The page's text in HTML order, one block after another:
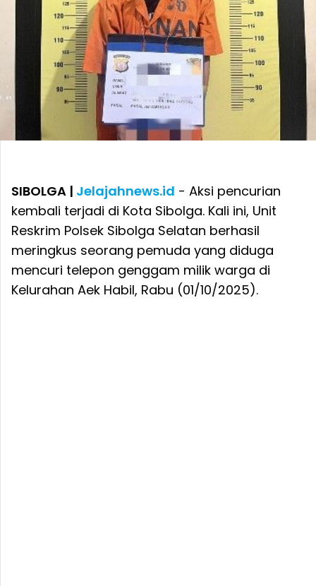
SIBOLGA | Jelajahnews.id - Aksi pencurian
kembali terjadi di Kota Sibolga. Kali ini, Unit
Reskrim Polsek Sibolga Selatan berhasil
meringkus seorang pemuda yang diduga
mencuri telepon genggam milik warga di
Kelurahan Aek Habil, Rabu (01/10/2025).